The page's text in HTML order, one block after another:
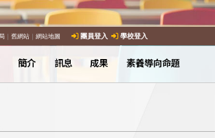
｜ 舊網站｜ 網站地圖 團員登入 學校登入
簡介 訊息 成果 素養導向命題